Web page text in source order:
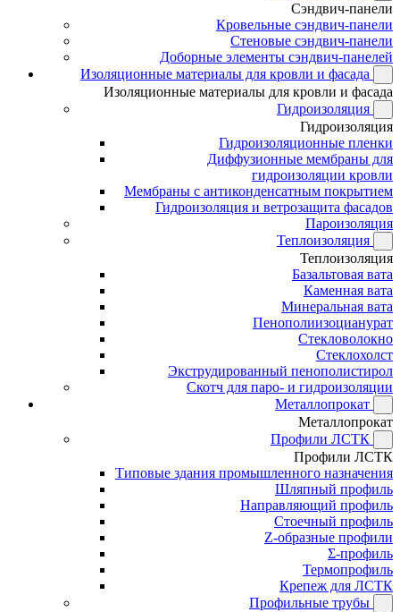
Сэндвич-панели
Кровельные сэндвич-панели
Стеновые сэндвич-панели
Доборные элементы сэндвич-панелей
Изоляционные материалы для кровли и фасада
Изоляционные материалы для кровли и фасада
Гидроизоляция
Гидроизоляция
Гидроизоляционные пленки
Диффузионные мембраны для
гидроизоляции кровли
Мембраны с антиконденсатным покрытием
Гидроизоляция и ветрозащита фасадов
Пароизоляция
Теплоизоляция
Теплоизоляция
Базальтовая вата
Каменная вата
Минеральная вата
Пенополиизоцианурат
Стекловолокно
Стеклохолст
Экструдированный пенополистирол
Скотч для паро- и гидроизоляции
Металлопрокат
Металлопрокат
Профили ЛСТК
Профили ЛСТК
Типовые здания промышленного назначения
Шляпный профиль
Направляющий профиль
Стоечный профиль
Z-образные профили
Σ-профиль
Термопрофиль
Крепеж для ЛСТК
Профильные трубы